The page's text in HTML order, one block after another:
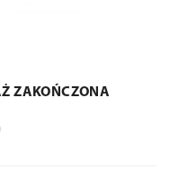
ZAKOŃCZONA